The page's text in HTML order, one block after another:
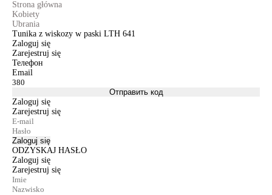
Strona główna
Kobiety
Ubrania
Tunika z wiskozy w paski LTH 641
Zaloguj się
Zarejestruj się
Телефон
Email
Отправить код
Zaloguj się
Zarejestruj się
Zaloguj się
ODZYSKAJ HASŁO
Zaloguj się
Zarejestruj się